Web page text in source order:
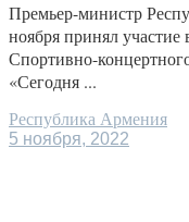
Премьер-министр
ноября принял участие
Спортивно-
«Сегодня ...
Республика Армения
5 ноября, 2022